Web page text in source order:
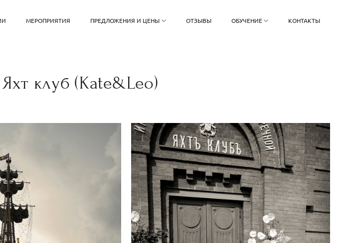
МЕРОПРИЯТИЯ ПРЕДЛОЖЕНИЯ И ЦЕНЫ ОТЗЫВЫ ОБУЧЕНИЕ КОНТАКТЫ
клуб (Kate&Leo)